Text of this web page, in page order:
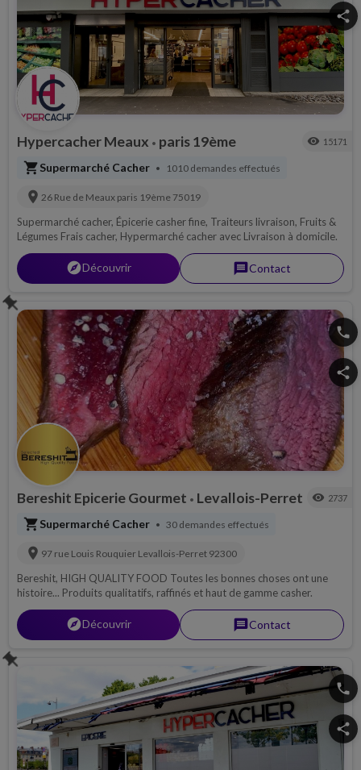
share
Hypercacher Meaux • paris 19ème visibility 15171
shopping_cartSupermarché Cacher • 1010 demandes effectués
location_on 26 Rue de Meaux paris 19ème 75019
Supermarché cacher, Épicerie casher fine, Traiteurs livraison, Fruits &
Légumes Frais cacher, Hypermarché cacher avec Livraison à domicile.
explorerDécouvrir messageContact
phone
share
Bereshit Epicerie Gourmet • Levallois-Perret visibility 2737
shopping_cartSupermarché Cacher • 30 demandes effectués
location_on 97 rue Louis Rouquier Levallois-Perret 92300
Bereshit, HIGH QUALITY FOOD Toutes les bonnes choses ont une
histoire... Produits qualitatifs, raffinés et haut de gamme casher.
explorerDécouvrir messageContact
phone
share